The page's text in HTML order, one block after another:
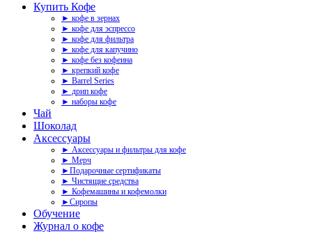
Купить Кофе
► кофе в зернах
► кофе для эспрессо
► кофе для фильтра
► кофе для капучино
► кофе без кофеина
► крепкий кофе
► Barrel Series
► дрип кофе
► наборы кофе
Чай
Шоколад
Аксессуары
► Аксессуары и фильтры для кофе
► Мерч
►Подарочные сертификаты
► Чистящие средства
► Кофемашины и кофемолки
►Сиропы
Обучение
Журнал о кофе